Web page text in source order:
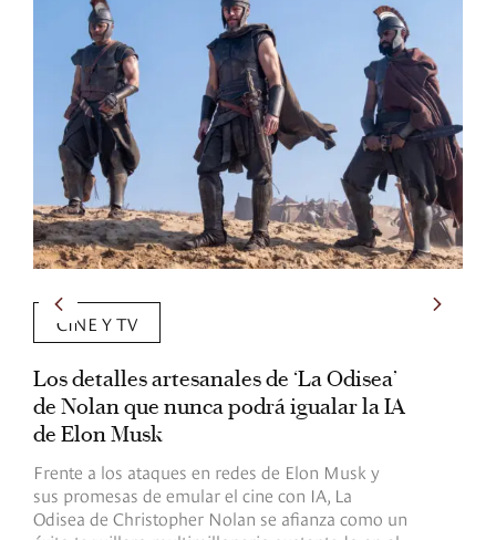
CINE Y TV
Los detalles artesanales de ‘La Odisea’
de Nolan que nunca podrá igualar la IA
de Elon Musk
Frente a los ataques en redes de Elon Musk y
sus promesas de emular el cine con IA, La
Odisea de Christopher Nolan se afianza como un